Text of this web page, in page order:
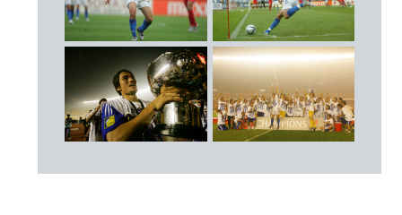
11 鈴木 隆行（鹿島アントラーズ）
19
本山 雅志（鹿島アントラーズ）
玉田 圭司（柏レイソル）
監督
ジーコ